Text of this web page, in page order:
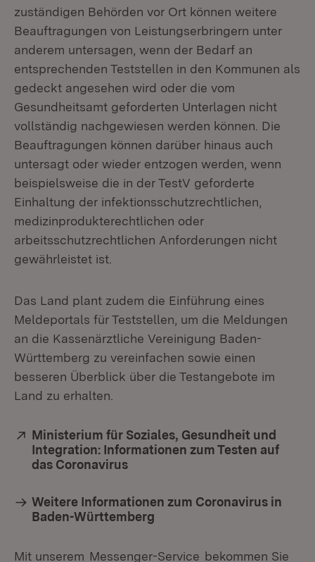
zuständigen Behörden vor Ort können weitere
Beauftragungen von Leistungserbringern unter
anderem untersagen, wenn der Bedarf an
entsprechenden Teststellen in den Kommunen als
gedeckt angesehen wird oder die vom
Gesundheitsamt geforderten Unterlagen nicht
vollständig nachgewiesen werden können. Die
Beauftragungen können darüber hinaus auch
untersagt oder wieder entzogen werden, wenn
beispielsweise die in der TestV geforderte
Einhaltung der infektionsschutzrechtlichen,
medizinprodukterechtlichen oder
arbeitsschutzrechtlichen Anforderungen nicht
gewährleistet ist.
Das Land plant zudem die Einführung eines
Meldeportals für Teststellen, um die Meldungen
an die Kassenärztliche Vereinigung Baden-
Württemberg zu vereinfachen sowie einen
besseren Überblick über die Testangebote im
Land zu erhalten.
Extern:
Ministerium für Soziales, Gesundheit und
Integration: Informationen zum Testen auf
das Coronavirus
Weitere Informationen zum Coronavirus in
Baden-Württemberg
Mit unserem Messenger-Service bekommen Sie